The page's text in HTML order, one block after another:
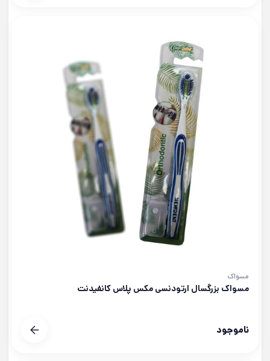
مسواک
مسواک بزرگسال ارتودنسی مکس پلاس کانفیدنت
ناموجود